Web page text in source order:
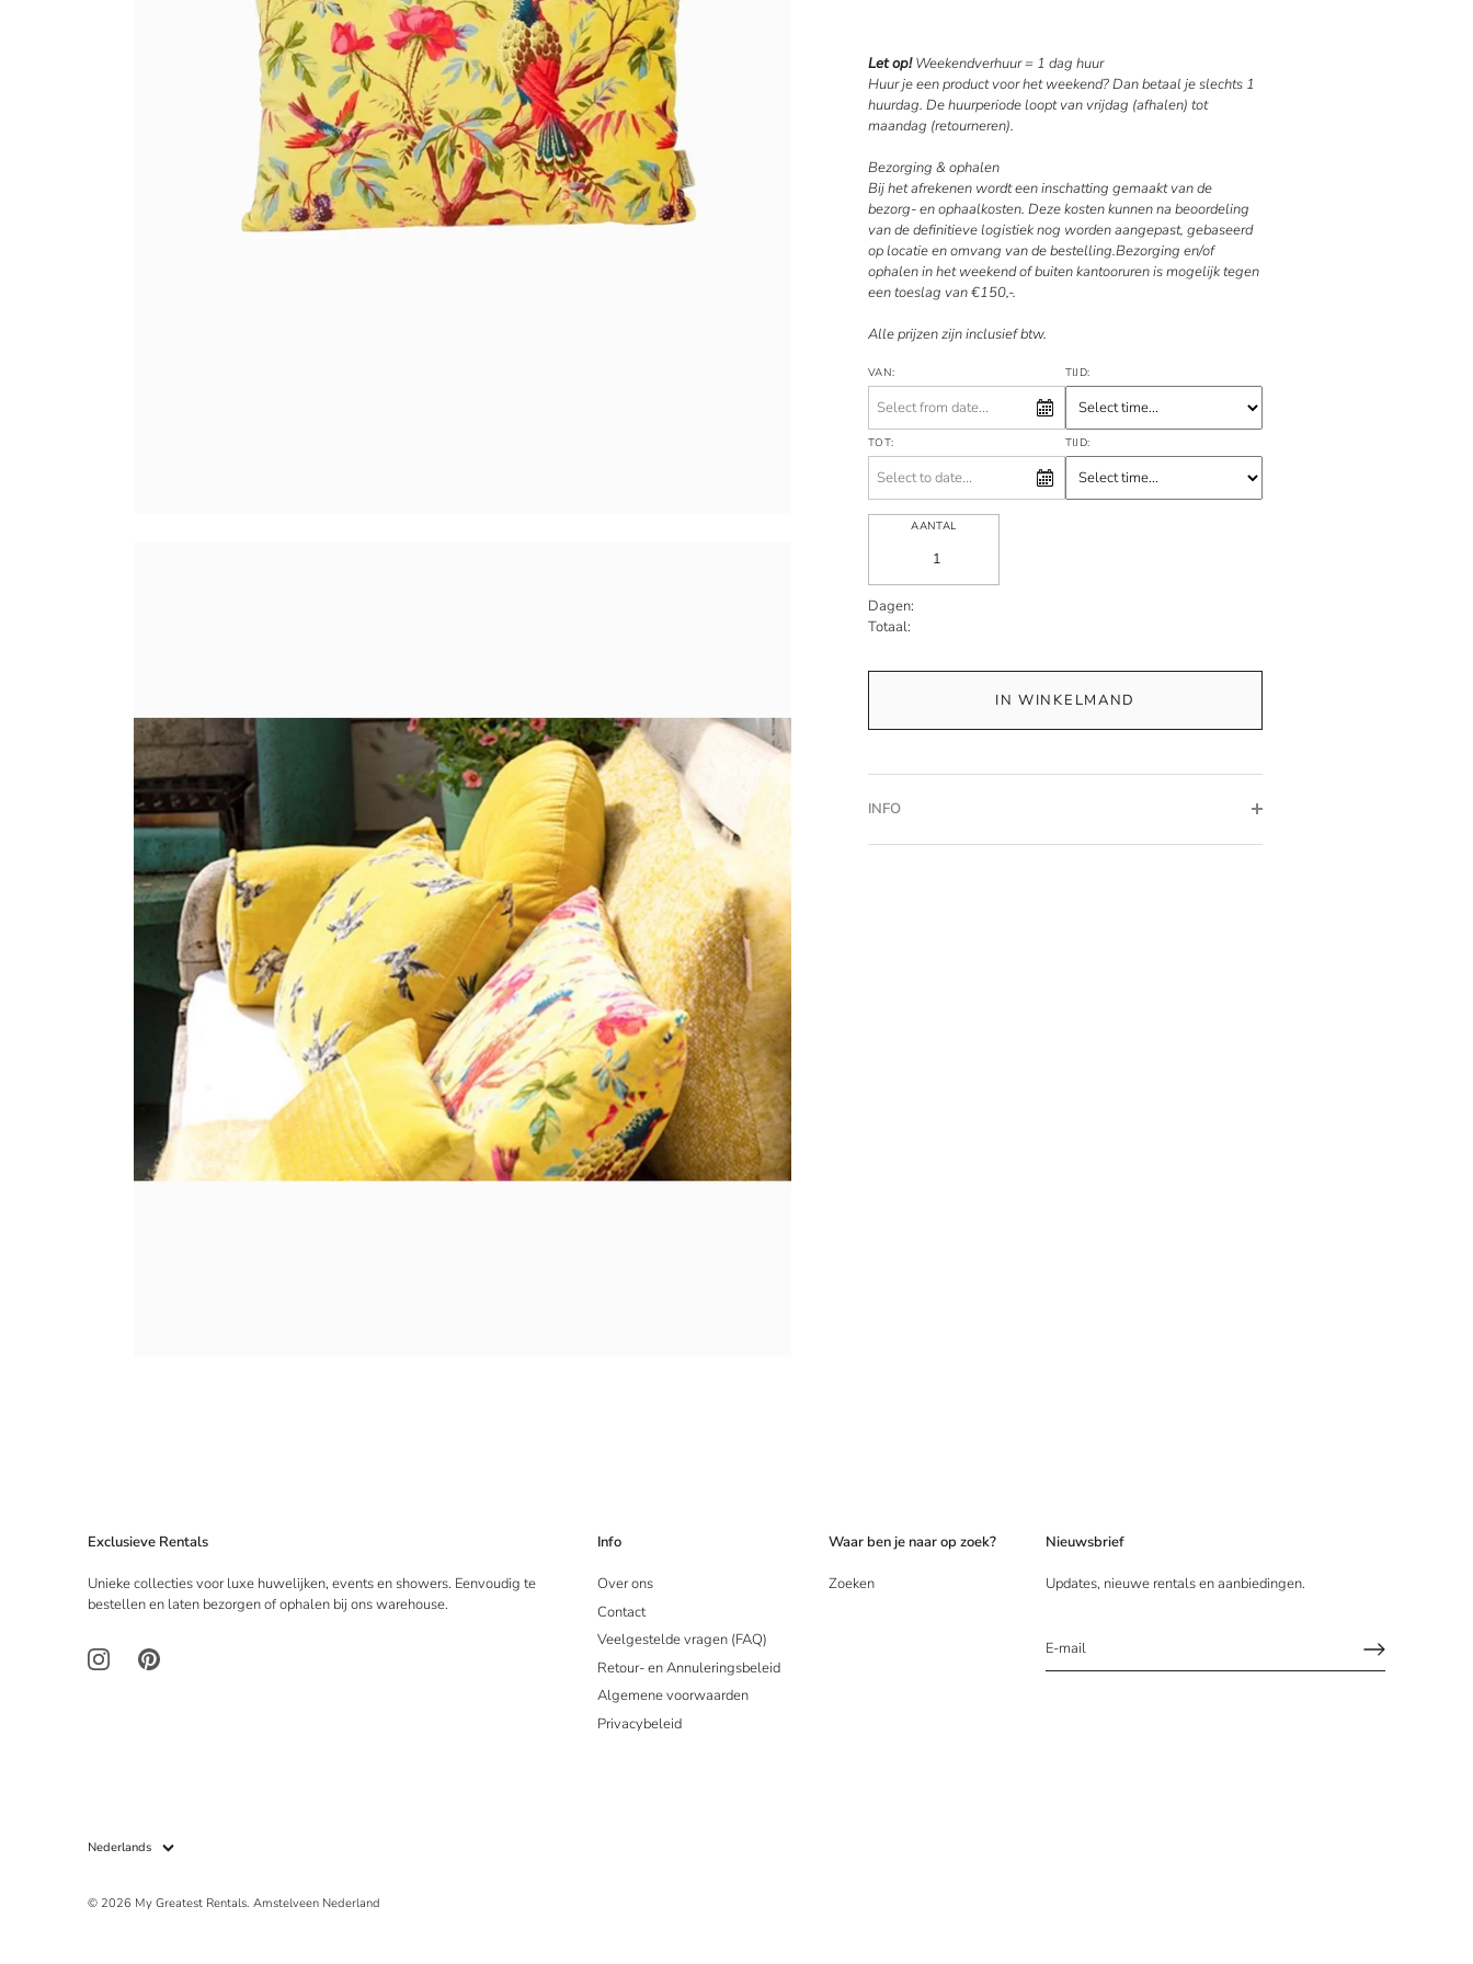
Let op!Weekendverhuur = 1 dag huur
Huur je een product voor het weekend? Dan betaal je slechts 1
huurdag. De huurperiode loopt van vrijdag (afhalen) tot
maandag (retourneren).
Bezorging & ophalen
Bij het afrekenen wordt een inschatting gemaakt van de
bezorg- en ophaalkosten. Deze kosten kunnen na beoordeling
van de definitieve logistiek nog worden aangepast, gebaseerd
op locatie en omvang van de bestelling.Bezorging en/of
ophalen in het weekend of buiten kantooruren is mogelijk tegen
een toeslag van €150,-.
Alle prijzen zijn inclusief btw.
VAN: TIJD:
TOT: TIJD:
AANTAL
Dagen:
Totaal:
IN WINKELMAND
INFO
Exclusieve Rentals
Unieke collecties voor luxe huwelijken, events en showers. Eenvoudig te
bestellen en laten bezorgen of ophalen bij ons warehouse.
Info
Over ons
Contact
Veelgestelde vragen (FAQ)
Retour- en Annuleringsbeleid
Algemene voorwaarden
Privacybeleid
Waar ben je naar op zoek?
Zoeken
Nieuwsbrief
Updates, nieuwe rentals en aanbiedingen.
Taal
Nederlands
© 2026 My Greatest Rentals. Amstelveen Nederland